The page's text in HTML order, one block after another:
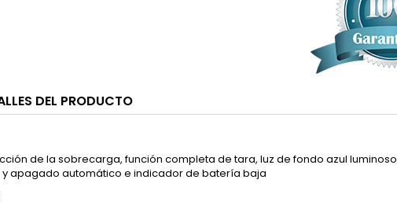
DEL PRODUCTO
de la sobrecarga, función completa de tara, luz de fondo azul
apagado automático e indicador de batería baja